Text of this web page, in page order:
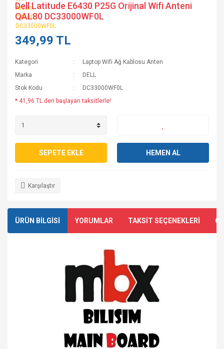
Dell Latitude E6430 P25G Orijinal Wifi Anteni
QAL80 DC33000WF0L
349,99 TL
Kategori
Laptop Wifi Ağ Kablosu Anten
Marka
DELL
Stok Kodu
DC33000WF0L
* 41,96 TL den başlayan taksitlerle!
SEPETE EKLE HEMEN AL
Karşılaştır
ÜRÜN BİLGİSİ YORUMLAR TAKSİT SEÇENEKLERİ